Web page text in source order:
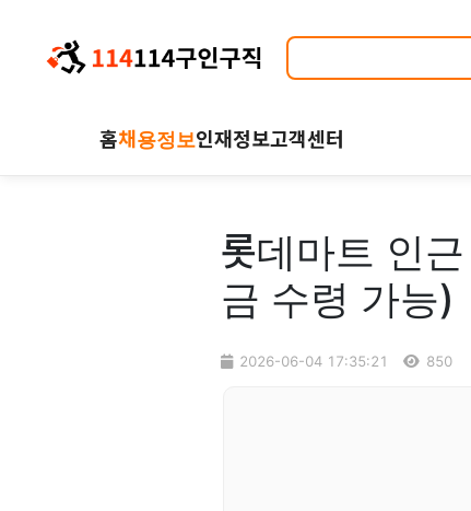
홈채용정보인재정보고객센터
롯데마트 인
금 수령 가능)
2026-06-04 17:35:21 850